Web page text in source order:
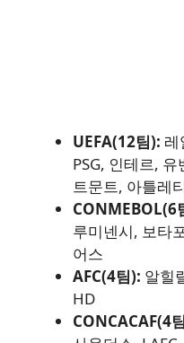
UEFA(12팀): 레
PSG, 인테르,
트문트, 아틀레
CONMEBOL(6
루미넨시, 보타
어스
AFC(4팀): 알힐
HD
CONCACAF(4